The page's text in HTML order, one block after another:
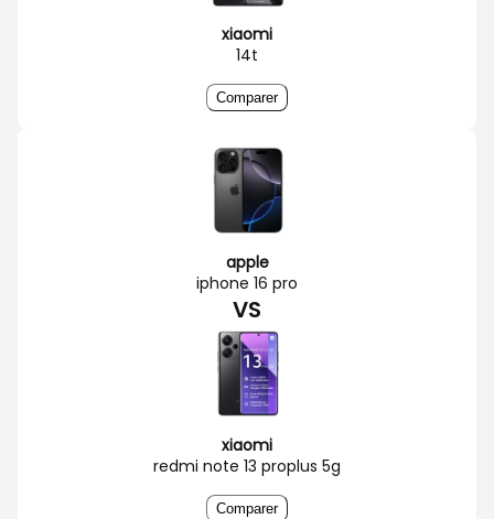
xiaomi
14t
Comparer
apple
iphone 16 pro
VS
xiaomi
redmi note 13 proplus 5g
Comparer